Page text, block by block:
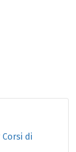
di